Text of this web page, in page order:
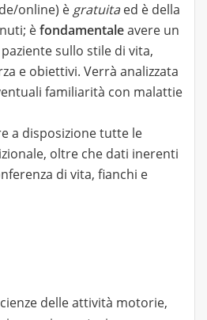
online) è gratuitaed è della
èfondamentaleavere un
sullo stile di vita,
e obiettivi. Verrà analizzata
familiarità con malattie
a disposizione tutte le
oltre che dati inerenti
di vita, fianchi e
delle attività motorie,